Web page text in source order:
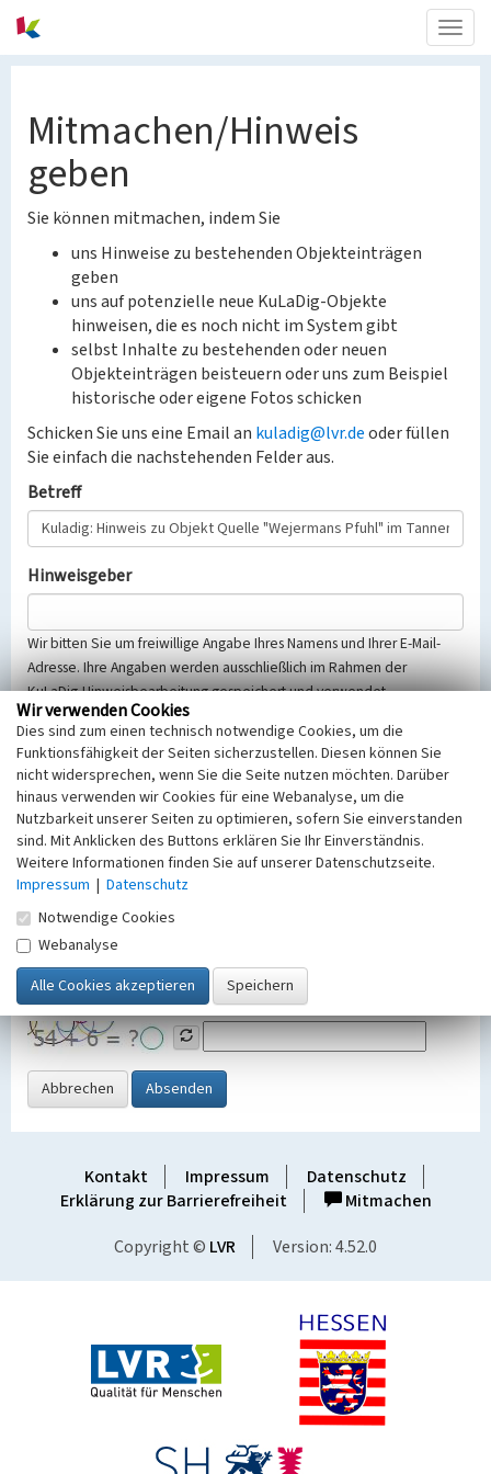
Mitmachen/Hinweis
geben
Sie können mitmachen, indem Sie
uns Hinweise zu bestehenden Objekteinträgen
geben
uns auf potenzielle neue KuLaDig-Objekte
hinweisen, die es noch nicht im System gibt
selbst Inhalte zu bestehenden oder neuen
Objekteinträgen beisteuern oder uns zum Beispiel
historische oder eigene Fotos schicken
Schicken Sie uns eine Email an kuladig@lvr.deoder füllen
Sie einfach die nachstehenden Felder aus.
Betreff
Hinweisgeber
Wir bitten Sie um freiwillige Angabe Ihres Namens und Ihrer E-Mail-
Adresse. Ihre Angaben werden ausschließlich im Rahmen der
KuLaDig-Hinweisbearbeitung gespeichert und verwendet.
Selbstverständlich werden diese entsprechend der Vorschriften des
Telemediengesetzes, des Datenschutzgesetzes NRW und der seit
dem 25.05.2018 gültigen Europäischen Datenschutzgrundverordnung
(EU-DSGVO) vertraulich behandelt, beachten Sie bitte unsere
Hinweise zumDatenschutz
Nachricht
SicherheitsabfrageTragen Sie unten das Rechenergebnis aus der
Grafik ein
Abbrechen Absenden
Kontakt Impressum
Datenschutz
Erklärung zur Barrierefreiheit
Mitmachen
Copyright © LVR Version: 4.52.0
Wir verwenden Cookies
Dies sind zum einen technisch notwendige Cookies, um die
Funktionsfähigkeit der Seiten sicherzustellen. Diesen können Sie
nicht widersprechen, wenn Sie die Seite nutzen möchten. Darüber
hinaus verwenden wir Cookies für eine Webanalyse, um die
Nutzbarkeit unserer Seiten zu optimieren, sofern Sie einverstanden
sind. Mit Anklicken des Buttons erklären Sie Ihr Einverständnis.
Weitere Informationen finden Sie auf unserer Datenschutzseite.
Impressum | Datenschutz
Notwendige Cookies
Webanalyse